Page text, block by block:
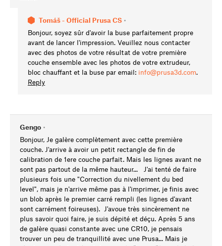
Tomáš - Official Prusa CS •
Bonjour, soyez sûr d'avoir la buse parfaitement propre
avant de lancer l'impression. Veuillez nous contacter
avec des photos de votre résultat de votre première
couche ensemble avec les photos de votre extrudeur,
bloc chauffant et la buse par email: info@prusa3d.com.
Reply
Gengo •
Bonjour, Je galère complètement avec cette première
couche. J'arrive à avoir un petit rectangle de fin de
calibration de 1ere couche parfait. Mais les lignes avant ne
sont pas partout de la même hauteur... J'ai tenté de faire
plusieurs fois une "Correction du nivellement du bed
level", mais je n'arrive même pas à l'imprimer, je finis avec
un blob après le premier carré rempli (les lignes d'avant
sont carrément foireuses). J'avoue très sincèrement ne
plus savoir quoi faire, je suis dépité et déçu. Après 5 ans
de galère quasi constante avec une CR10, je pensais
trouver un peu de tranquillité avec une Prusa... Mais je